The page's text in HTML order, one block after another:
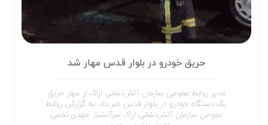
حریق خودرو در بلوار قدس مهار شد
مدیر روابط عمومی سازمان آتش‌نشانی اراک از مهار حریق
یک دستگاه خودرو در بلوار قدس خبر داد. به گزارش روابط
عمومی سازمان آتش‌نشانی اراک سرآتشیار مهدی نجفی